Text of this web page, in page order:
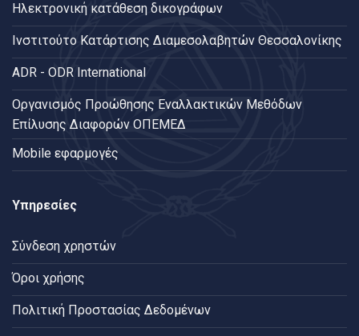
Ηλεκτρονική κατάθεση δικογράφων
Ινστιτούτο Κατάρτισης Διαμεσολαβητών Θεσσαλονίκης
ADR - ODR International
Oργανισμός Προώθησης Εναλλακτικών Μεθόδων
Επίλυσης Διαφορών ΟΠΕΜΕΔ
Mobile εφαρμογές
Υπηρεσίες
Σύνδεση χρηστών
Όροι χρήσης
Πολιτική Προστασίας Δεδομένων